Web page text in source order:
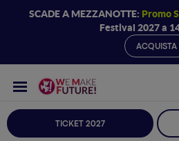
SCADE A MEZZANOTTE: Promo
Festival 2027 a
ACQUISTA
TICKET 2027